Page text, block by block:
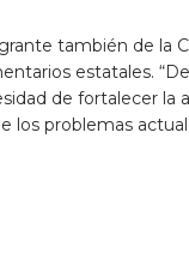
también de la
estatales.
de fortalecer la
los problemas